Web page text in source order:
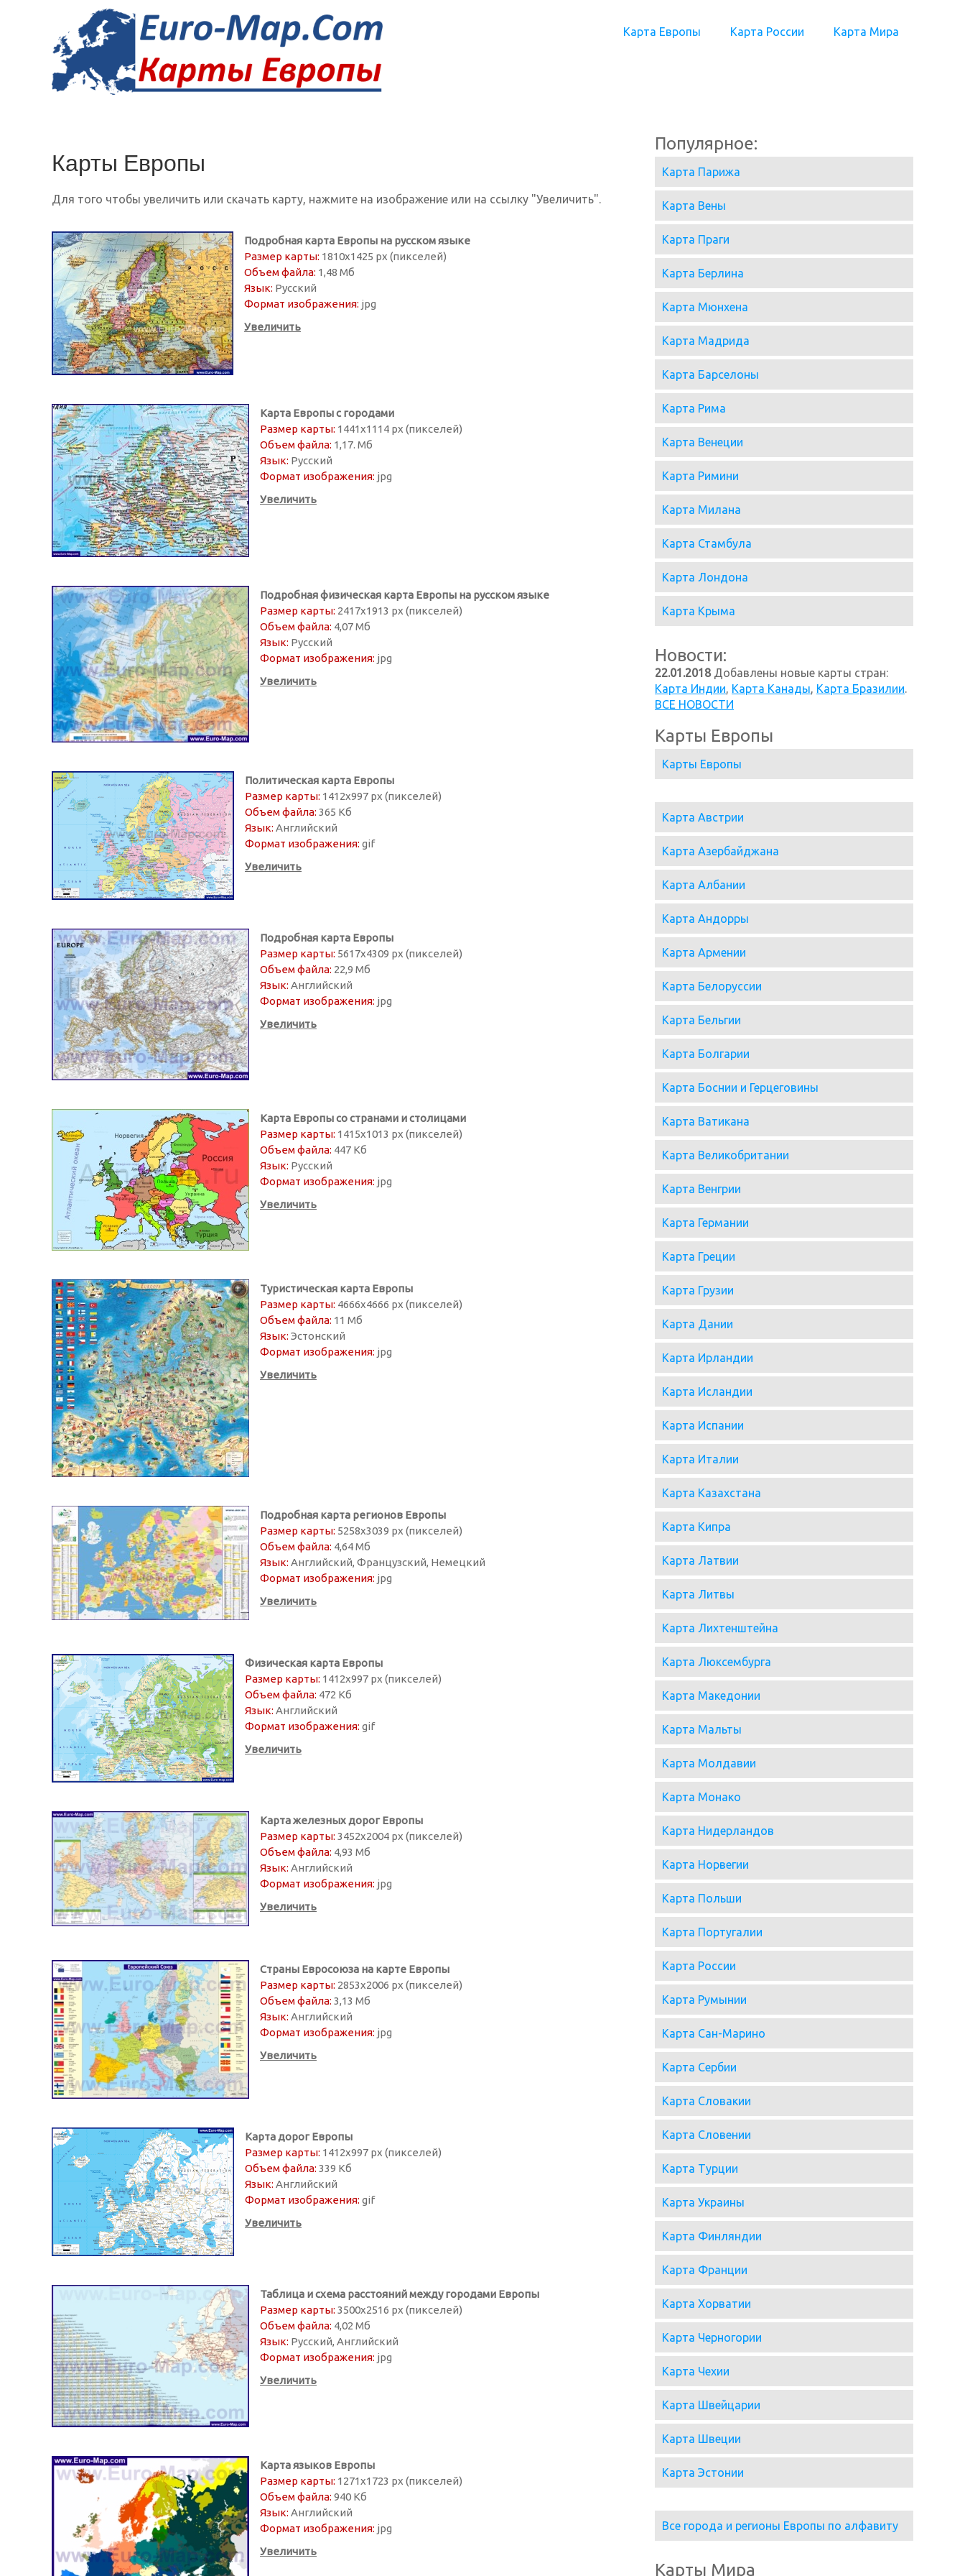
Карта Европы Карта России Карта Мира
Карты Европы
Для того чтобы увеличить или скачать карту, нажмите на изображение или на ссылку "Увеличить".
Подробная карта Европы на русском языке
Размер карты: 1810х1425 px (пикселей)
Объем файла: 1,48 Мб
Язык: Русский
Формат изображения: jpg
Увеличить
Карта Европы с городами
Размер карты: 1441х1114 px (пикселей)
Объем файла: 1,17. Мб
Язык: Русский
Формат изображения: jpg
Увеличить
Подробная физическая карта Европы на русском языке
Размер карты: 2417х1913 px (пикселей)
Объем файла: 4,07 Мб
Язык: Русский
Формат изображения: jpg
Увеличить
Политическая карта Европы
Размер карты: 1412х997 px (пикселей)
Объем файла: 365 Кб
Язык: Английский
Формат изображения: gif
Увеличить
Подробная карта Европы
Размер карты: 5617х4309 px (пикселей)
Объем файла: 22,9 Мб
Язык: Английский
Формат изображения: jpg
Увеличить
Карта Европы со странами и столицами
Размер карты: 1415х1013 px (пикселей)
Объем файла: 447 Кб
Язык: Русский
Формат изображения: jpg
Увеличить
Туристическая карта Европы
Размер карты: 4666х4666 px (пикселей)
Объем файла: 11 Мб
Язык: Эстонский
Формат изображения: jpg
Увеличить
Подробная карта регионов Европы
Размер карты: 5258х3039 px (пикселей)
Объем файла: 4,64 Mб
Язык: Английский, Французский, Немецкий
Формат изображения: jpg
Увеличить
Физическая карта Европы
Размер карты: 1412х997 px (пикселей)
Объем файла: 472 Кб
Язык: Английский
Формат изображения: gif
Увеличить
Карта железных дорог Европы
Размер карты: 3452х2004 px (пикселей)
Объем файла: 4,93 Мб
Язык: Английский
Формат изображения: jpg
Увеличить
Страны Евросоюза на карте Европы
Размер карты: 2853х2006 px (пикселей)
Объем файла: 3,13 Мб
Язык: Английский
Формат изображения: jpg
Увеличить
Карта дорог Европы
Размер карты: 1412х997 px (пикселей)
Объем файла: 339 Кб
Язык: Английский
Формат изображения: gif
Увеличить
Таблица и схема расстояний между городами Европы
Размер карты: 3500х2516 px (пикселей)
Объем файла: 4,02 Мб
Язык: Русский, Английский
Формат изображения: jpg
Увеличить
Карта языков Европы
Размер карты: 1271х1723 px (пикселей)
Объем файла: 940 Кб
Язык: Английский
Формат изображения: jpg
Увеличить
Популярное:
Карта Парижа
Карта Вены
Карта Праги
Карта Берлина
Карта Мюнхена
Карта Мадрида
Карта Барселоны
Карта Рима
Карта Венеции
Карта Римини
Карта Милана
Карта Стамбула
Карта Лондона
Карта Крыма
Новости:
22.01.2018Добавлены новые карты стран:
Карта Индии, Карта Канады, Карта Бразилии.
ВСЕ НОВОСТИ
Карты Европы
Карты Европы
Карта Австрии
Карта Азербайджана
Карта Албании
Карта Андорры
Карта Армении
Карта Белоруссии
Карта Бельгии
Карта Болгарии
Карта Боснии и Герцеговины
Карта Ватикана
Карта Великобритании
Карта Венгрии
Карта Германии
Карта Греции
Карта Грузии
Карта Дании
Карта Ирландии
Карта Исландии
Карта Испании
Карта Италии
Карта Казахстана
Карта Кипра
Карта Латвии
Карта Литвы
Карта Лихтенштейна
Карта Люксембурга
Карта Македонии
Карта Мальты
Карта Молдавии
Карта Монако
Карта Нидерландов
Карта Норвегии
Карта Польши
Карта Португалии
Карта России
Карта Румынии
Карта Сан-Марино
Карта Сербии
Карта Словакии
Карта Словении
Карта Турции
Карта Украины
Карта Финляндии
Карта Франции
Карта Хорватии
Карта Черногории
Карта Чехии
Карта Швейцарии
Карта Швеции
Карта Эстонии
Все города и регионы Европы по алфавиту
Карты Мира